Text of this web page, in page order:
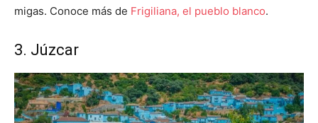
migas. Conoce más de Frigiliana, el pueblo blanco.
3. Júzcar